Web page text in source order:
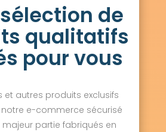
de
qualitatifs
pour vous
et autres produits exclusifs
e-commerce sécurisé
partie fabriqués en